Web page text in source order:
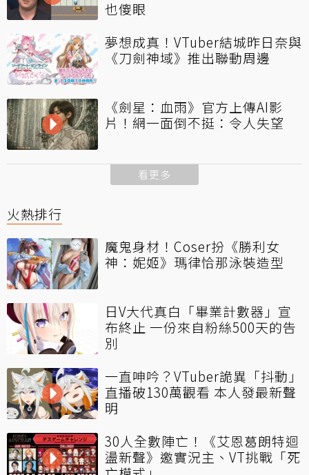
也傻眼
夢想成真！VTuber結城昨日奈與
《刀劍神域》推出聯動周邊
《劍星：血雨》官方上傳AI影
片！網一面倒不挺：令人失望
看更多
火熱排行
魔鬼身材！Coser扮《勝利女
神：妮姬》瑪律恰那泳裝造型
日V大代真白「畢業計數器」宣
布終止 一份來自粉絲500天的告
別
一直呻吟？VTuber詭異「抖動」
直播破130萬觀看 本人發最新聲
明
30人全數陣亡！《艾恩葛朗特迴
盪新聲》邀實況主、VT挑戰「死